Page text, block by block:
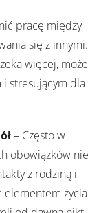
pracę między
się z innymi.
więcej, może
i stresującym dla
– Często w
obowiązków nie
z rodziną i
elementem życia